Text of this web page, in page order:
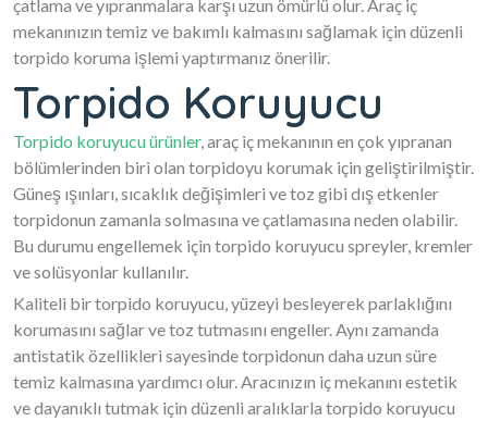
çatlama ve yıpranmalara karşı uzun ömürlü olur. Araç iç
mekanınızın temiz ve bakımlı kalmasını sağlamak için düzenli
torpido koruma işlemi yaptırmanız önerilir.
Torpido Koruyucu
Torpido koruyucu ürünler, araç iç mekanının en çok yıpranan
bölümlerinden biri olan torpidoyu korumak için geliştirilmiştir.
Güneş ışınları, sıcaklık değişimleri ve toz gibi dış etkenler
torpidonun zamanla solmasına ve çatlamasına neden olabilir.
Bu durumu engellemek için torpido koruyucu spreyler, kremler
ve solüsyonlar kullanılır.
Kaliteli bir torpido koruyucu, yüzeyi besleyerek parlaklığını
korumasını sağlar ve toz tutmasını engeller. Aynı zamanda
antistatik özellikleri sayesinde torpidonun daha uzun süre
temiz kalmasına yardımcı olur. Aracınızın iç mekanını estetik
ve dayanıklı tutmak için düzenli aralıklarla torpido koruyucu